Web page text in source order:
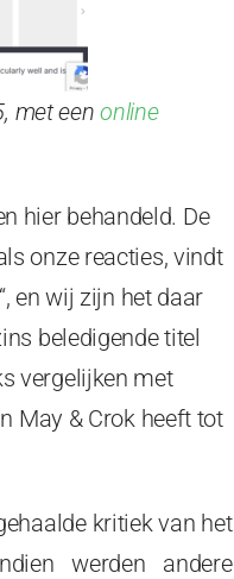
met eenonline
hier behandeld. De
onze reacties, vindt
“, en wij zijn het daar
beledigende titel
vergelijken met
May & Crok heeft tot
kritiek van het
werden andere